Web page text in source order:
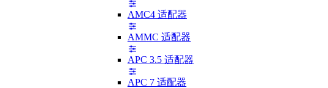
AMC4 适配器
AMMC 适配器
APC 3.5 适配器
APC 7 适配器